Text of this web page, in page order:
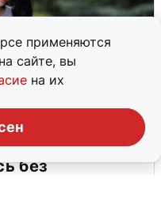
применяются
сайте, вы
на их
без